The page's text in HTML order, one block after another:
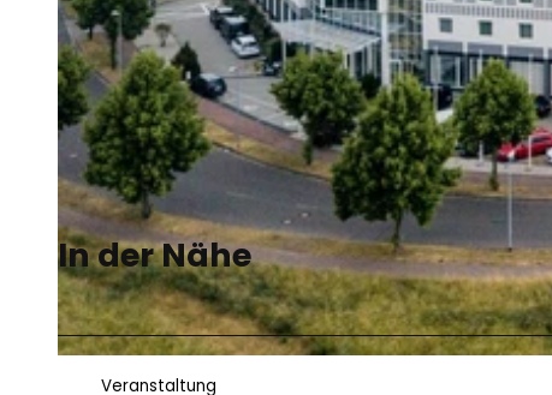
© Leipziger Messe | Jörg Singer
In der Nähe
Veranstaltung